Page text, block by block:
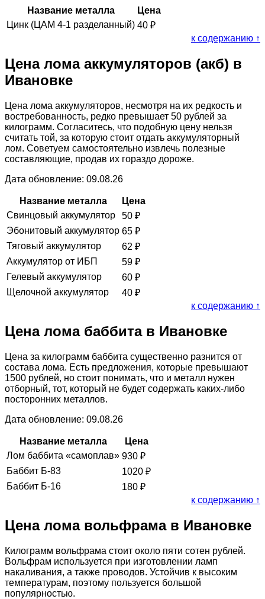
Название металла
Цена
Цинк (ЦАМ 4-1 разделанный) 40 ₽
к содержанию ↑
Цена лома аккумуляторов (акб) в
Ивановке
Цена лома аккумуляторов, несмотря на их редкость и
востребованность, редко превышает 50 рублей за
килограмм. Согласитесь, что подобную цену нельзя
считать той, за которую стоит отдать аккумуляторный
лом. Советуем самостоятельно извлечь полезные
составляющие, продав их гораздо дороже.
Дата обновление: 09.08.26
Название металла
Цена
Свинцовый аккумулятор
50 ₽
Эбонитовый аккумулятор 65 ₽
Тяговый аккумулятор
62 ₽
Аккумулятор от ИБП
59 ₽
Гелевый аккумулятор
60 ₽
Щелочной аккумулятор
40 ₽
к содержанию ↑
Цена лома баббита в Ивановке
Цена за килограмм баббита существенно разнится от
состава лома. Есть предложения, которые превышают
1500 рублей, но стоит понимать, что и металл нужен
отборный, тот, который не будет содержать каких-либо
посторонних металлов.
Дата обновление: 09.08.26
Название металла
Цена
Лом баббита «самоплав» 930 ₽
Баббит Б-83
1020 ₽
Баббит Б-16
180 ₽
к содержанию ↑
Цена лома вольфрама в Ивановке
Килограмм вольфрама стоит около пяти сотен рублей.
Вольфрам используется при изготовлении ламп
накаливания, а также проводов. Устойчив к высоким
температурам, поэтому пользуется большой
популярностью.